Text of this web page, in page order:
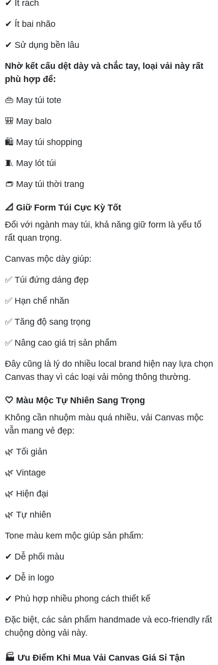
✔ Ít rách
✔ Ít bai nhão
✔ Sử dụng bền lâu
Nhờ kết cấu dệt dày và chắc tay, loại vải này rất
phù hợp để:
👜 May túi tote
🎒 May balo
🛍️ May túi shopping
🧵 May lót túi
👝 May túi thời trang
📐 Giữ Form Túi Cực Kỳ Tốt
Đối với ngành may túi, khả năng giữ form là yếu tố
rất quan trọng.
Canvas mộc dày giúp:
✅ Túi đứng dáng đẹp
✅ Hạn chế nhăn
✅ Tăng độ sang trọng
✅ Nâng cao giá trị sản phẩm
Đây cũng là lý do nhiều local brand hiện nay lựa chọn
Canvas thay vì các loại vải mỏng thông thường.
🤍 Màu Mộc Tự Nhiên Sang Trọng
Không cần nhuộm màu quá nhiều, vải Canvas mộc
vẫn mang vẻ đẹp:
🌿 Tối giản
🌿 Vintage
🌿 Hiện đại
🌿 Tự nhiên
Tone màu kem mộc giúp sản phẩm:
✔ Dễ phối màu
✔ Dễ in logo
✔ Phù hợp nhiều phong cách thiết kế
Đặc biệt, các sản phẩm handmade và eco-friendly rất
chuộng dòng vải này.
🏭 Ưu Điểm Khi Mua Vải Canvas Giá Sỉ Tận